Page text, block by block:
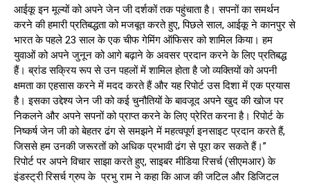
आईकू इन मूल्यों को अपने जेन जी दर्शकों तक पहुंचाता है। सपनों का समर्थन
करने की हमारी प्रतिबद्धता को मजबूत करते हुए, पिछले साल, आईकू ने कानपुर से
भारत के पहले 23 साल के एक चीफ गेमिंग ऑफिसर को शामिल किया। हम
युवाओं को अपने जुनून को आगे बढ़ाने के अवसर प्रदान करने के लिए प्रतिबद्ध
हैं। ब्रांड सक्रिय रूप से उन पहलों में शामिल होता है जो व्यक्तियों को अपनी
क्षमता का एहसास करने में मदद करते हैं और यह रिपोर्ट उस दिशा में एक प्रयास
है। इसका उद्देश्य जेन जी को कई चुनौतियों के बावजूद अपने खुद की खोज पर
निकलने और अपने सपनों को प्राप्त करने के लिए प्रेरित करना है। रिपोर्ट के
निष्कर्ष जेन जी को बेहतर ढंग से समझने में महत्वपूर्ण इनसाइट प्रदान करते हैं,
जिससे हम उनकी जरूरतों को अधिक प्रभावी ढंग से पूरा कर सकते हैं।”
रिपोर्ट पर अपने विचार साझा करते हुए, साइबर मीडिया रिसर्च (सीएमआर) के
इंडस्ट्री रिसर्च ग्रुप के प्रभु राम ने कहा कि आज की जटिल और डिजिटल